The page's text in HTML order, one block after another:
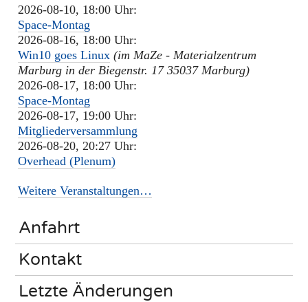
2026-08-10, 18:00 Uhr:
Space-Montag
2026-08-16, 18:00 Uhr:
Win10 goes Linux (im MaZe - Materialzentrum
Marburg in der Biegenstr. 17 35037 Marburg)
2026-08-17, 18:00 Uhr:
Space-Montag
2026-08-17, 19:00 Uhr:
Mitgliederversammlung
2026-08-20, 20:27 Uhr:
Overhead (Plenum)
Weitere Veranstaltungen…
Anfahrt
Kontakt
Letzte Änderungen